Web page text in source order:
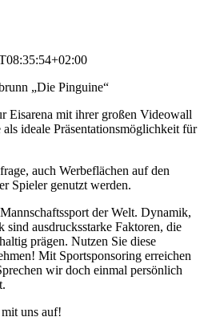
„Die Pinguine“
Eisarena mit ihrer großen Videowall
ideale Präsentationsmöglichkeit für
auch Werbeflächen auf den
Spieler genutzt werden.
der Welt. Dynamik,
sind ausdrucksstarke Faktoren, die
prägen. Nutzen Sie diese
Mit Sportsponsoring erreichen
wir doch einmal persönlich
mit uns auf!